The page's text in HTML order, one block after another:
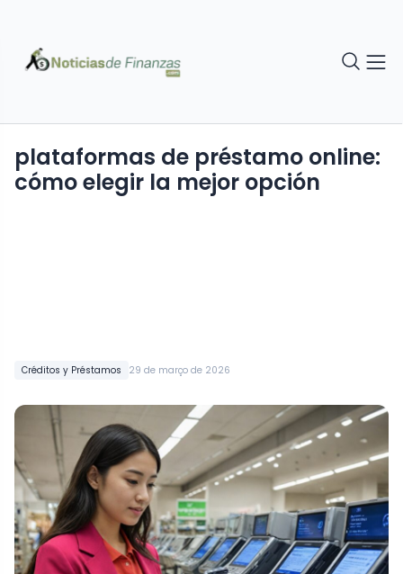
Créditos y Préstamos 29 de março de 2026
plataformas de préstamo online:
cómo elegir la mejor opción